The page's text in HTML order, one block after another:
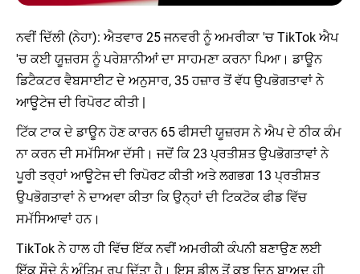
ਨਵੀਂ ਦਿੱਲੀ (ਨੇਹਾ): ਐਤਵਾਰ 25 ਜਨਵਰੀ ਨੂੰ ਅਮਰੀਕਾ 'ਚ TikTok ਐਪ
'ਚ ਕਈ ਯੂਜ਼ਰਸ ਨੂੰ ਪਰੇਸ਼ਾਨੀਆਂ ਦਾ ਸਾਹਮਣਾ ਕਰਨਾ ਪਿਆ। ਡਾਊਨ
ਡਿਟੈਕਟਰ ਵੈਬਸਾਈਟ ਦੇ ਅਨੁਸਾਰ, 35 ਹਜ਼ਾਰ ਤੋਂ ਵੱਧ ਉਪਭੋਗਤਾਵਾਂ ਨੇ
ਆਊਟੇਜ ਦੀ ਰਿਪੋਰਟ ਕੀਤੀ |
ਟਿੱਕ ਟਾਕ ਦੇ ਡਾਊਨ ਹੋਣ ਕਾਰਨ 65 ਫੀਸਦੀ ਯੂਜ਼ਰਸ ਨੇ ਐਪ ਦੇ ਠੀਕ ਕੰਮ
ਨਾ ਕਰਨ ਦੀ ਸਮੱਸਿਆ ਦੱਸੀ। ਜਦੋਂ ਕਿ 23 ਪ੍ਰਤੀਸ਼ਤ ਉਪਭੋਗਤਾਵਾਂ ਨੇ
ਪੂਰੀ ਤਰ੍ਹਾਂ ਆਊਟੇਜ ਦੀ ਰਿਪੋਰਟ ਕੀਤੀ ਅਤੇ ਲਗਭਗ 13 ਪ੍ਰਤੀਸ਼ਤ
ਉਪਭੋਗਤਾਵਾਂ ਨੇ ਦਾਅਵਾ ਕੀਤਾ ਕਿ ਉਨ੍ਹਾਂ ਦੀ ਟਿਕਟੋਕ ਫੀਡ ਵਿੱਚ
ਸਮੱਸਿਆਵਾਂ ਹਨ।
TikTok ਨੇ ਹਾਲ ਹੀ ਵਿੱਚ ਇੱਕ ਨਵੀਂ ਅਮਰੀਕੀ ਕੰਪਨੀ ਬਣਾਉਣ ਲਈ
ਇੱਕ ਸੌਦੇ ਨੂੰ ਅੰਤਿਮ ਰੂਪ ਦਿੱਤਾ ਹੈ। ਇਸ ਡੀਲ ਤੋਂ ਕੁਝ ਦਿਨ ਬਾਅਦ ਹੀ